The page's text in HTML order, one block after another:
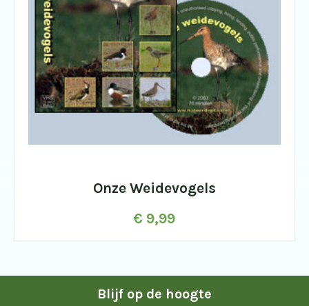
Onze Weidevogels
€ 9,99
Blijf op de hoogte